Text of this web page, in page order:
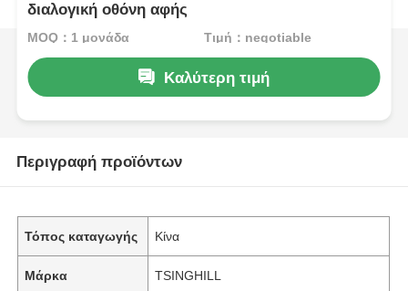
διαλογική οθόνη αφής
MOQ：1 μονάδα Τιμή：negotiable
Καλύτερη τιμή
Περιγραφή προϊόντων
Τόπος καταγωγής Κίνα
Μάρκα TSINGHILL